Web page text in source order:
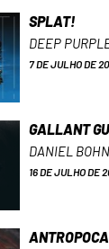
SPLAT!
DEEP
7 DE JULHO DE
GALLANT
DANIEL BOHN
16 DE JULHO DE